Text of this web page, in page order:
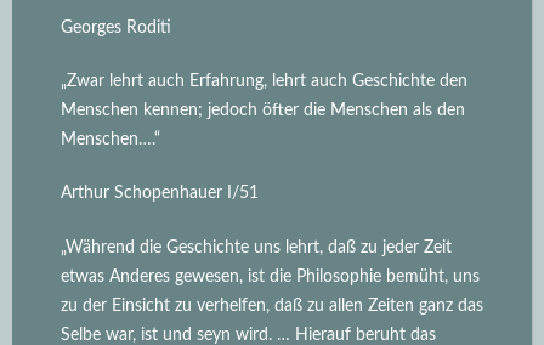
Georges Roditi
„Zwar lehrt auch Erfahrung, lehrt auch Geschichte den
Menschen kennen; jedoch öfter die Menschen als den
Menschen….“
Arthur Schopenhauer I/51
„Während die Geschichte uns lehrt, daß zu jeder Zeit
etwas Anderes gewesen, ist die Philosophie bemüht, uns
zu der Einsicht zu verhelfen, daß zu allen Zeiten ganz das
Selbe war, ist und seyn wird. … Hierauf beruht das